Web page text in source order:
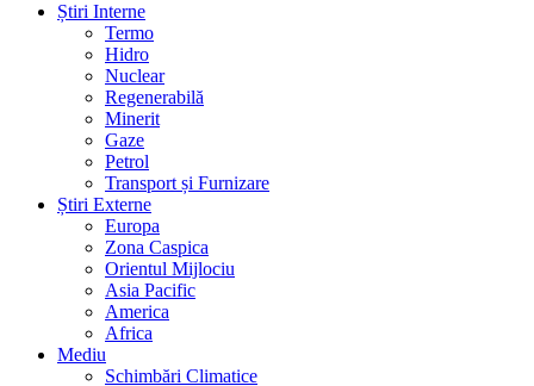
Știri Interne
Termo
Hidro
Nuclear
Regenerabilă
Minerit
Gaze
Petrol
Transport și Furnizare
Știri Externe
Europa
Zona Caspica
Orientul Mijlociu
Asia Pacific
America
Africa
Mediu
Schimbări Climatice